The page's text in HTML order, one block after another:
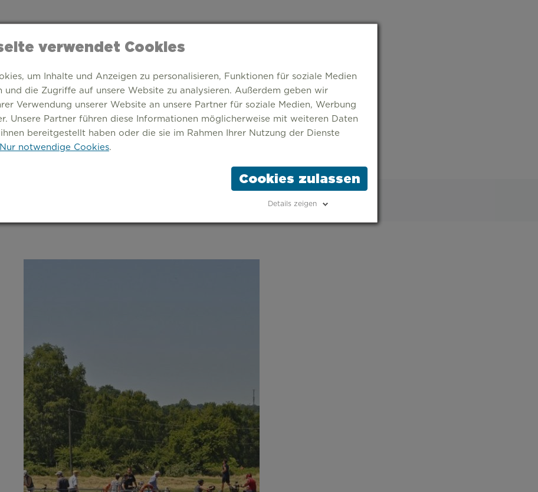
verwendet Cookies
um Inhalte und Anzeigen zu personalisieren, Funktionen für soziale Medien
und die Zugriffe auf unsere Website zu analysieren. Außerdem geben wir
Verwendung unserer Website an unsere Partner für soziale Medien, Werbung
Unsere Partner führen diese Informationen möglicherweise mit weiteren Daten
bereitgestellt haben oder die sie im Rahmen Ihrer Nutzung der Dienste
Nur notwendige Cookies.
Cookies zulassen
Details zeigen